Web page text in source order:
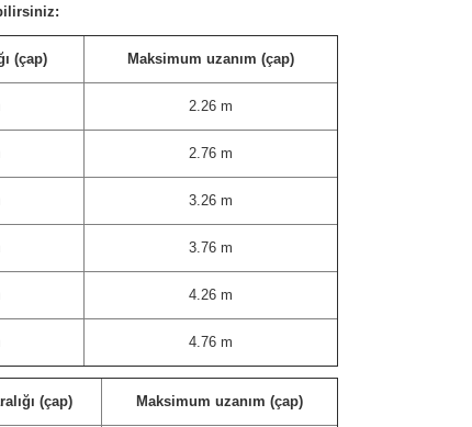
(çap) Maksimum uzanım (çap)
2.26 m
2.76 m
3.26 m
3.76 m
4.26 m
4.76 m
(çap) Maksimum uzanım (çap)